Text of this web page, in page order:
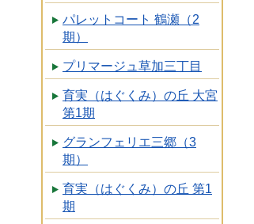
パレットコート 鶴瀬（2
期）
プリマージュ草加三丁目
育実（はぐくみ）の丘 大宮
第1期
グランフェリエ三郷（3
期）
育実（はぐくみ）の丘 第1
期